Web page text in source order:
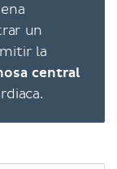
un
la
central